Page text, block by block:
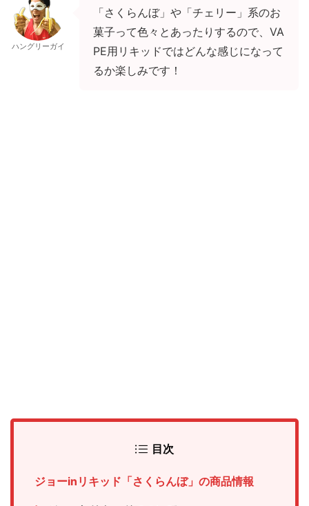
ハングリーガイ
「さくらんぼ」や「チェリー」系のお
菓子って色々とあったりするので、VA
PE用リキッドではどんな感じになって
るか楽しみです！
目次
ジョーinリキッド「さくらんぼ」の商品情報